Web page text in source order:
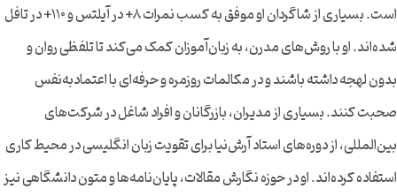
است. بسیاری از شاگردان او موفق به کسب نمرات 8+ در آیلتس و 110+ در تافل
شده‌اند. او با روش‌های مدرن، به زبان‌آموزان کمک می‌کند تا تلفظی روان و
بدون لهجه داشته باشند و در مکالمات روزمره و حرفه‌ای با اعتمادبه‌نفس
صحبت کنند. بسیاری از مدیران، بازرگانان و افراد شاغل در شرکت‌های
بین‌المللی، از دوره‌های استاد آرش‌نیا برای تقویت زبان انگلیسی در محیط کاری
استفاده کرده‌اند. او در حوزه نگارش مقالات، پایان‌نامه‌ها و متون دانشگاهی نیز